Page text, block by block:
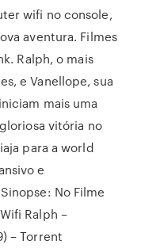
wifi no console,
aventura. Filmes
Ralph, o mais
e Vanellope, sua
mais uma
vitória no
para a world
e
No Filme
Ralph –
– Torrent